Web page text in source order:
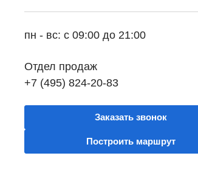
пн - вс: с 09:00 до 21:00
Отдел продаж
+7 (495) 824-20-83
Заказать звонок
Построить маршрут